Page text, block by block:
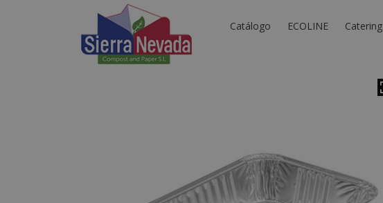
Catálogo ECOLINE Catering